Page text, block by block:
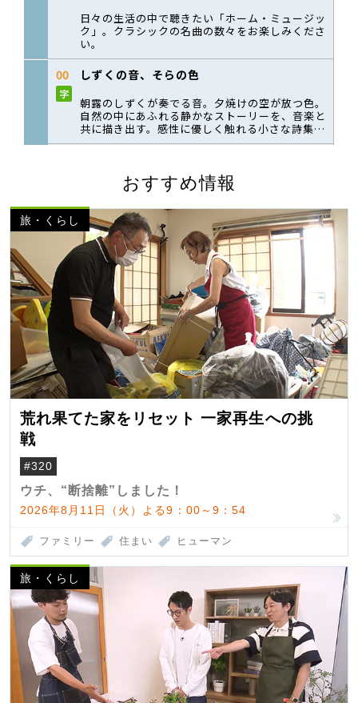
おすすめ情報
旅・くらし
荒れ果てた家をリセット 一家再生への挑
戦
#320
ウチ、“断捨離”しました！
2026年8月11日（火）よる9：00～9：54
ファミリー 住まい ヒューマン
旅・くらし